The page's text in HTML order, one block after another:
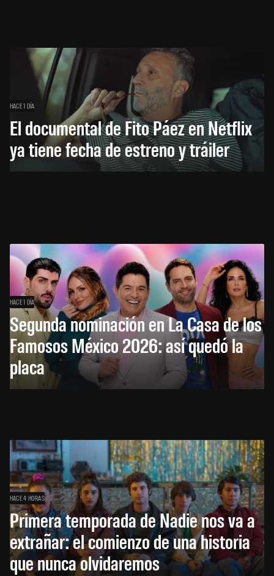
HACE 1 DÍA
El documental de Fito Páez en Netflix
ya tiene fecha de estreno y tráiler
HACE 1 DÍA
Segunda nominación en La Casa de los
Famosos México 2026: así quedó la
placa
HACE 4 HORAS
Primera temporada de Nadie nos va a
extrañar: el comienzo de una historia
que nunca olvidaremos